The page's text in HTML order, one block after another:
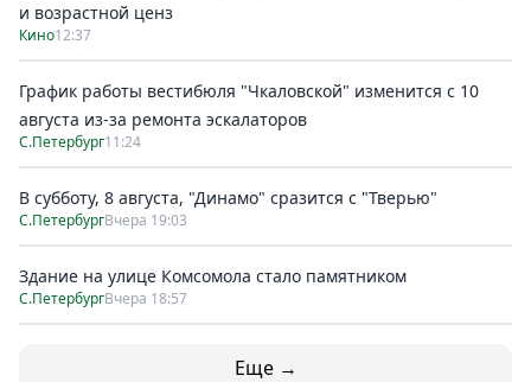
и возрастной ценз
Кино12:37
График работы вестибюля "Чкаловской" изменится с 10
августа из-за ремонта эскалаторов
С.Петербург11:24
В субботу, 8 августа, "Динамо" сразится с "Тверью"
С.ПетербургВчера 19:03
Здание на улице Комсомола стало памятником
С.ПетербургВчера 18:57
Еще →